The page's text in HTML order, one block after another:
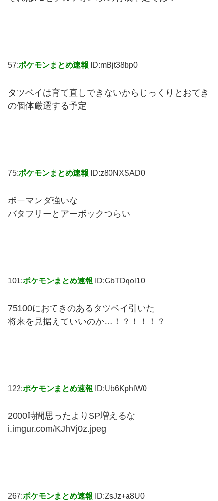
57:ポケモンまとめ速報 ID:mBjt38bp0
タツベイは育て直しできないからじっくりとおてき
の個体厳選する予定
75:ポケモンまとめ速報 ID:z80NXSAD0
ボーマンダ強いな
バタフリーとアーボックつらい
101:ポケモンまとめ速報 ID:GbTDqol10
75100におてきのあるタツベイ引いた
将来を見据えていいのか…！？！！！？
122:ポケモンまとめ速報 ID:Ub6KphlW0
2000時間思ったよりSP増えるな
i.imgur.com/KJhVj0z.jpeg
267:ポケモンまとめ速報 ID:ZsJz+a8U0